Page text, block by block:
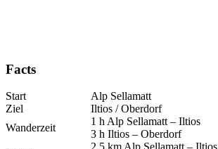
Facts
Start
Alp Sellamatt
Ziel
Iltios / Oberdorf
Wanderzeit
1 h Alp Sellamatt – Iltios
3 h Iltios – Oberdorf